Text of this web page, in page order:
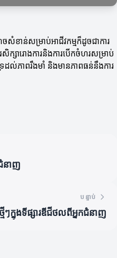
ខាន់សម្រាប់អាជីវកម្មក៏ដូចជាការ
រសិក្សារោងការនិងការបើកចំហរសម្រាប់
ទ្រដល់ភាពរឹងមាំ និងមានភាពធន់នឹងការ
នាញ
បន្ទាប់
ថ្មីៗក្នុងទីផ្សារឌីជីថលពីអ្នកជំនាញ